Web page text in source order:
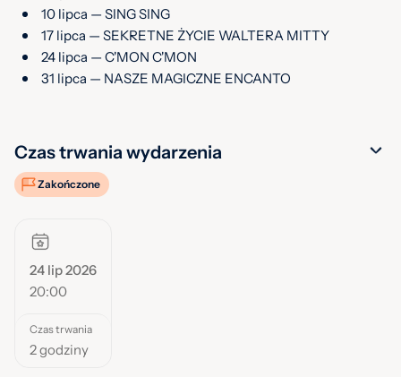
10 lipca — SING SING
17 lipca — SEKRETNE ŻYCIE WALTERA MITTY
24 lipca — C'MON C'MON
31 lipca — NASZE MAGICZNE ENCANTO
Czas trwania wydarzenia
Zakończone
24 lip 2026
20:00
Czas trwania
2 godziny